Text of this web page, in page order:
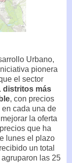
Urbano,
pionera
el sector
distritos más
, con precios
cada una de
la oferta
que ha
lunes el plazo
un total
las 25